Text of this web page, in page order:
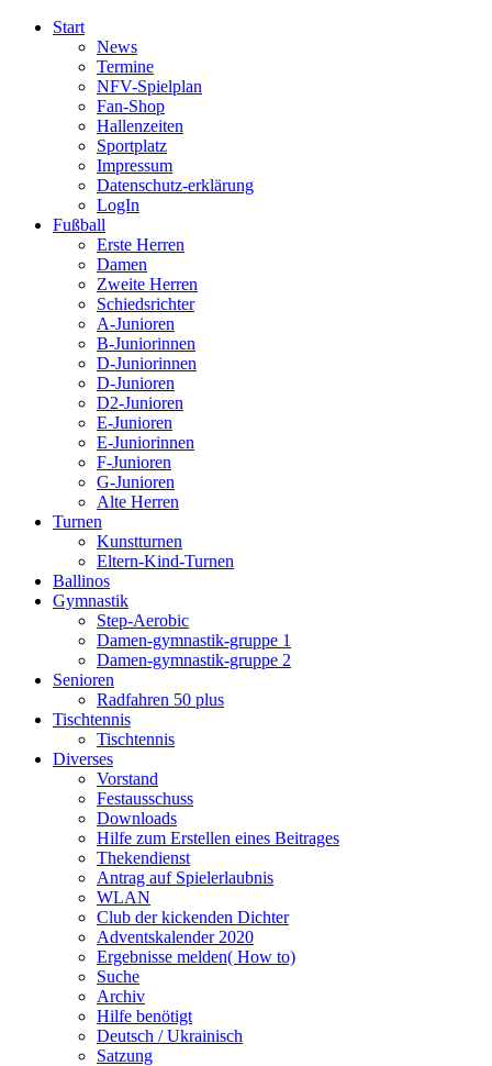
Start
News
Termine
NFV-Spielplan
Fan-Shop
Hallenzeiten
Sportplatz
Impressum
Datenschutz-erklärung
LogIn
Fußball
Erste Herren
Damen
Zweite Herren
Schiedsrichter
A-Junioren
B-Juniorinnen
D-Juniorinnen
D-Junioren
D2-Junioren
E-Junioren
E-Juniorinnen
F-Junioren
G-Junioren
Alte Herren
Turnen
Kunstturnen
Eltern-Kind-Turnen
Ballinos
Gymnastik
Step-Aerobic
Damen-gymnastik-gruppe 1
Damen-gymnastik-gruppe 2
Senioren
Radfahren 50 plus
Tischtennis
Tischtennis
Diverses
Vorstand
Festausschuss
Downloads
Hilfe zum Erstellen eines Beitrages
Thekendienst
Antrag auf Spielerlaubnis
WLAN
Club der kickenden Dichter
Adventskalender 2020
Ergebnisse melden( How to)
Suche
Archiv
Hilfe benötigt
Deutsch / Ukrainisch
Satzung